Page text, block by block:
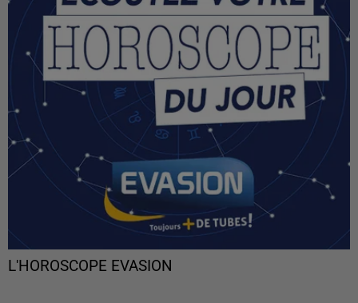
L'HOROSCOPE EVASION